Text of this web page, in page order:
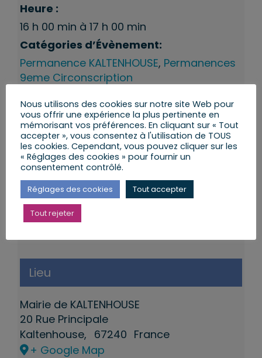
Heure :
16 h 00 min à 17 h 00 min
Catégories d’Évènement:
Permanence KALTENHOUSE, Permanences
9eme Circonscription
Lieu
Mairie de KALTENHOUSE
20 Rue Principale
Kaltenhouse, 67240 France
+ Google Map
Nous utilisons des cookies sur notre site Web pour
vous offrir une expérience la plus pertinente en
mémorisant vos préférences. En cliquant sur « Tout
accepter », vous consentez à l'utilisation de TOUS
les cookies. Cependant, vous pouvez cliquer sur les
« Réglages des cookies » pour fournir un
consentement contrôlé.
Réglages des cookies Tout accepter
Tout rejeter